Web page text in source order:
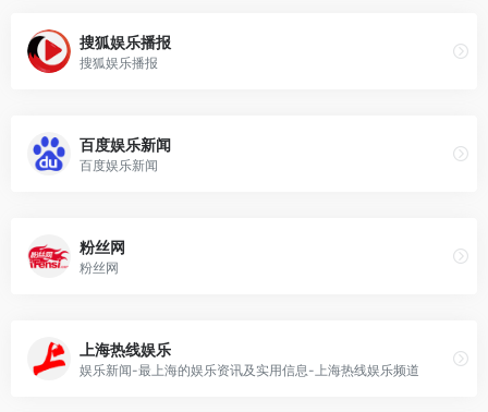
搜狐娱乐播报
搜狐娱乐播报
百度娱乐新闻
百度娱乐新闻
粉丝网
粉丝网
上海热线娱乐
娱乐新闻-最上海的娱乐资讯及实用信息-上海热线娱乐频道